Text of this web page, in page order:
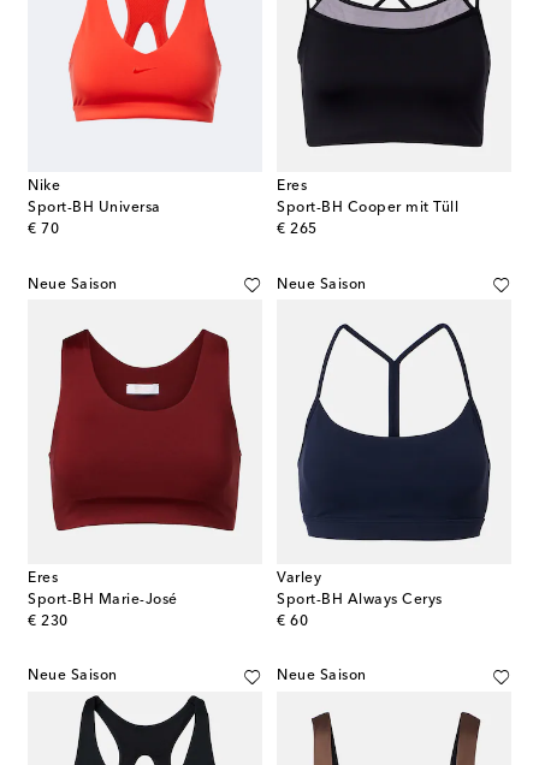
Nike
Sport-BH Universa
€ 70
original price
Eres
Sport-BH Cooper mit Tüll
€ 265
original price
Neue Saison
Eres
Sport-BH Marie-José
€ 230
original price
Neue Saison
Varley
Sport-BH Always Cerys
€ 60
original price
Neue Saison Neue Saison